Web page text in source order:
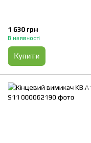
1 630 грн
В наявності
Купити